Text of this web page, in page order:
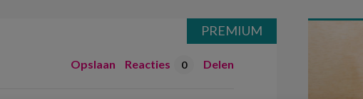
Opslaan Reacties 0 Delen
PREMIUM